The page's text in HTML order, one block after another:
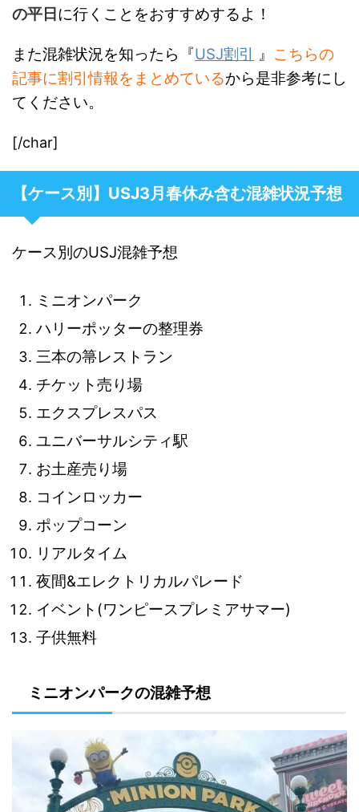
の平日 に行くことをおすすめするよ！
また混雑状況を知ったら『USJ割引 』 こちらの
記事に割引情報をまとめているから是非参考にし
てください。
[/char]
【ケース別】USJ3月春休み含む混雑状況予想
ケース別のUSJ混雑予想
ミニオンパーク
ハリーポッターの整理券
三本の箒レストラン
チケット売り場
エクスプレスパス
ユニバーサルシティ駅
お土産売り場
コインロッカー
ポップコーン
リアルタイム
夜間&エレクトリカルパレード
イベント(ワンピースプレミアサマー)
子供無料
ミニオンパークの混雑予想